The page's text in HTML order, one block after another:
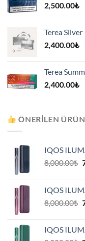
2,500.00₺
Terea Silver
2,400.00₺
Terea
2,400.00₺
ÖNERILEN
IQOS
8,000.00₺
IQOS
8,000.00₺
IQOS